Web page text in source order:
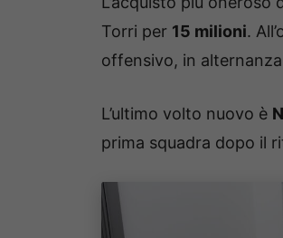
Torri per 15 milioni.
offensivo, in
L’ultimo volto nuovo è
prima squadra dopo il